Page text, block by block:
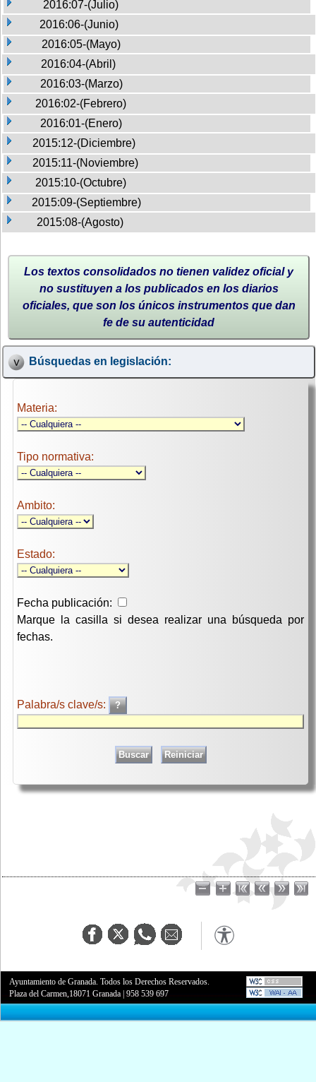
2016:07-(Julio)
2016:06-(Junio)
2016:05-(Mayo)
2016:04-(Abril)
2016:03-(Marzo)
2016:02-(Febrero)
2016:01-(Enero)
2015:12-(Diciembre)
2015:11-(Noviembre)
2015:10-(Octubre)
2015:09-(Septiembre)
2015:08-(Agosto)
Los textos consolidados no tienen validez oficial y
no sustituyen a los publicados en los diarios
oficiales, que son los únicos instrumentos que dan
fe de su autenticidad
Búsquedas en legislación:
Materia:
Tipo normativa:
Ambito:
Estado:
Fecha publicación:
Marque la casilla si desea realizar una búsqueda por
fechas.
Palabra/s clave/s:
Ayuntamiento de Granada. Todos los Derechos Reservados.
Plaza del Carmen,18071 Granada |958 539 697